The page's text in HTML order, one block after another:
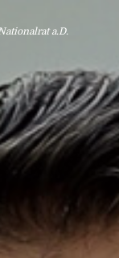
a.D.